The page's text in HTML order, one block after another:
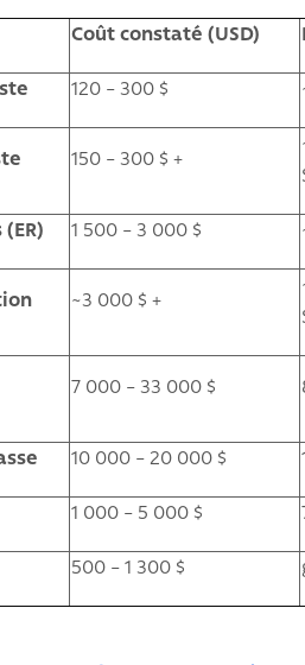
Coût constaté (USD)
120 – 300 $
150 – 300 $ +
1 500 – 3 000 $
~3 000 $ +
7 000 – 33 000 $
10 000 – 20 000 $
1 000 – 5 000 $
500 – 1 300 $